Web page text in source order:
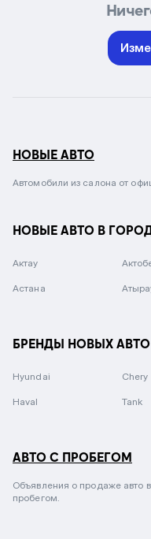
НОВЫЕ АВТО
Автомобили из салона от
НОВЫЕ АВТО В
Актау
Астана
БРЕНДЫ НОВЫХ АВТО
Hyundai Chery
Haval Tank
АВТО С ПРОБЕГОМ
Объявления о продаже авто
пробегом.